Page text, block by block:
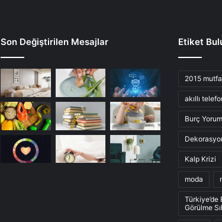
Son Değiştirilen Mesajlar Etiket
2015
akıllı
Burç
Kalp Krizi
moda
Türkiye’de
Görülme